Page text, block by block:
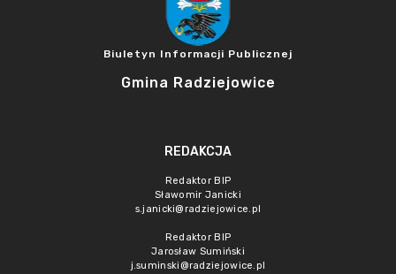
Biuletyn Informacji Publicznej
Gmina Radziejowice
REDAKCJA
Redaktor BIP
Sławomir Janicki
s.janicki@radziejowice.pl
Redaktor BIP
Jarosław Sumiński
j.suminski@radziejowice.pl